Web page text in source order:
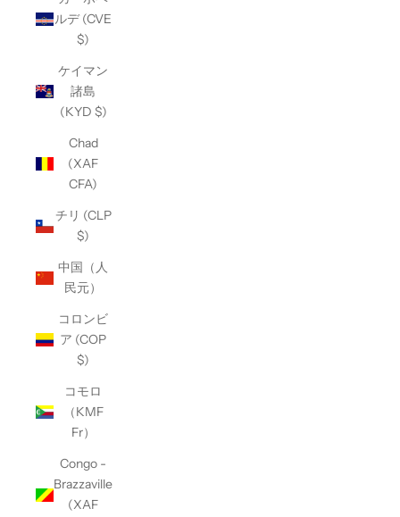
ルデ (CVE
$)
ケイマン
諸島
(KYD $)
Chad
(XAF
CFA)
チリ (CLP
$)
中国（人
民元）
コロンビ
ア (COP
$)
コモロ
（KMF
Fr）
Congo -
Brazzaville
(XAF